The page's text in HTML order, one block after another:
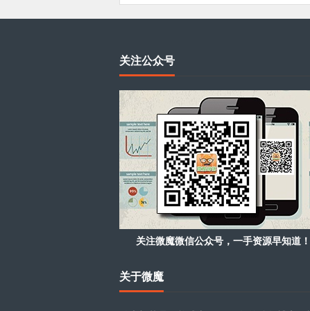
关注公众号
关注微魔微信公众号，一手资源早知道！
关于微魔